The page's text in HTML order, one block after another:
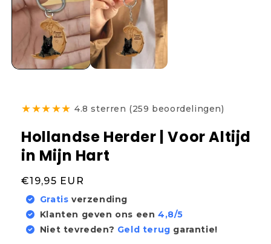
★★★★★ 4.8 sterren (259 beoordelingen)
Hollandse Herder | Voor Altijd
in Mijn Hart
Normale
prijs
€19,95 EUR
Gratis verzending
Klanten geven ons een 4,8/5
Niet tevreden? Geld terug garantie!